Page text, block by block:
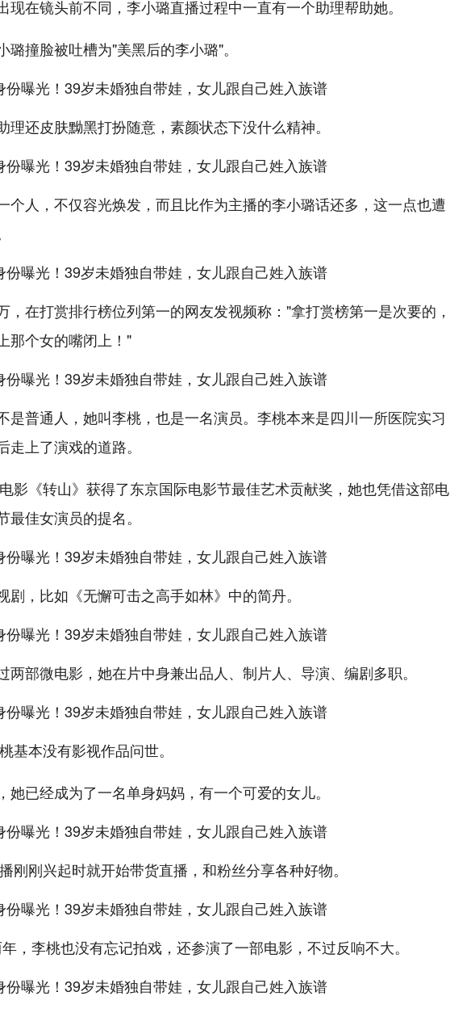
现在镜头前不同，李小璐直播过程中一直有一个助理帮助她。
撞脸被吐槽为"美黑后的李小璐"。
理还皮肤黝黑打扮随意，素颜状态下没什么精神。
个人，不仅容光焕发，而且比作为主播的李小璐话还多，这一点也遭
，在打赏排行榜位列第一的网友发视频称："拿打赏榜第一是次要的，
那个女的嘴闭上！"
是普通人，她叫李桃，也是一名演员。李桃本来是四川一所医院实习
上了演戏的道路。
影《转山》获得了东京国际电影节最佳艺术贡献奖，她也凭借这部电
佳女演员的提名。
剧，比如《无懈可击之高手如林》中的简丹。
两部微电影，她在片中身兼出品人、制片人、导演、编剧多职。
基本没有影视作品问世。
她已经成为了一名单身妈妈，有一个可爱的女儿。
刚刚兴起时就开始带货直播，和粉丝分享各种好物。
，李桃也没有忘记拍戏，还参演了一部电影，不过反响不大。